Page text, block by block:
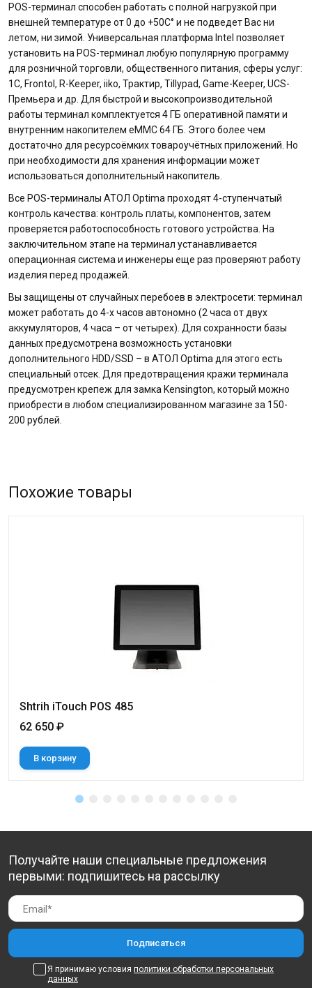
POS-терминал способен работать с полной нагрузкой при
внешней температуре от 0 до +50С° и не подведет Вас ни
летом, ни зимой. Универсальная платформа Intel позволяет
установить на POS-терминал любую популярную программу
для розничной торговли, общественного питания, сферы услуг:
1C, Frontol, R-Keeper, iiko, Трактир, Tillypad, Game-Keeper, UCS-
Премьера и др. Для быстрой и высокопроизводительной
работы терминал комплектуется 4 ГБ оперативной памяти и
внутренним накопителем eMMC 64 ГБ. Этого более чем
достаточно для ресурсоёмких товароучётных приложений. Но
при необходимости для хранения информации может
использоваться дополнительный накопитель.
Все POS-терминалы АТОЛ Optima проходят 4-ступенчатый
контроль качества: контроль платы, компонентов, затем
проверяется работоспособность готового устройства. На
заключительном этапе на терминал устанавливается
операционная система и инженеры еще раз проверяют работу
изделия перед продажей.
Вы защищены от случайных перебоев в электросети: терминал
может работать до 4-х часов автономно (2 часа от двух
аккумуляторов, 4 часа – от четырех). Для сохранности базы
данных предусмотрена возможность установки
дополнительного HDD/SSD – в АТОЛ Optima для этого есть
специальный отсек. Для предотвращения кражи терминала
предусмотрен крепеж для замка Kensington, который можно
приобрести в любом специализированном магазине за 150-
200 рублей.
Похожие товары
Shtrih iTouch POS 485
62 650 ₽
В корзину
Получайте наши специальные предложения
первыми: подпишитесь на рассылку
Я принимаю условия политики обработки персональных
данных